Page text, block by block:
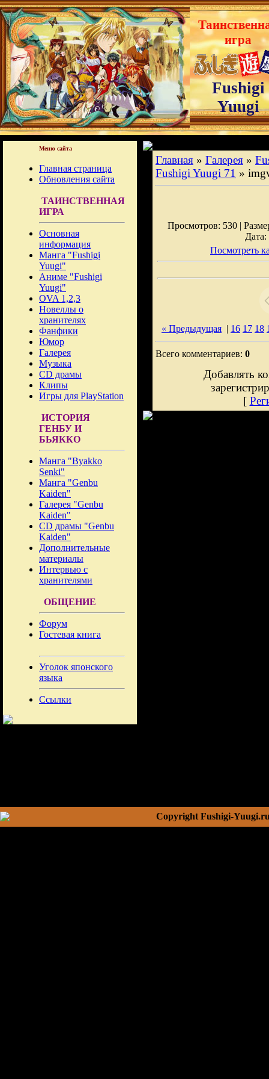
игра
Fushigi
Yuugi
Меню сайта
Главная страница
Обновления сайта
ТАИНСТВЕННАЯ
ИГРА
Основная
информация
Манга "Fushigi
Yuugi"
Аниме "Fushigi
Yuugi"
OVA 1,2,3
Новеллы о
хранителях
Фанфики
Юмор
Галерея
Музыка
CD драмы
Клипы
Игры для PlayStation
ИСТОРИЯ
ГЕНБУ И
БЬЯККО
Манга "Byakko
Senki"
Манга "Genbu
Kaiden"
Галерея "Genbu
Kaiden"
CD драмы "Genbu
Kaiden"
Дополнительные
материалы
Интервью с
хранителями
ОБЩЕНИЕ
Форум
Гостевая книга
Уголок японского
языка
Ссылки
Главная » Галерея »
Fushigi Yuugi 71 »
Просмотров: 530 |
Посмотреть
« Предыдущая | 16 17 18
Всего комментариев: 0
Добавлять
[
Copyright Fushigi-